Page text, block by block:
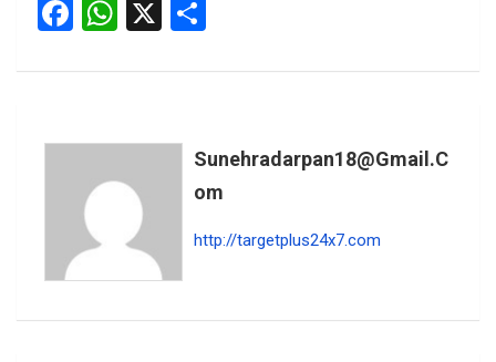
F
ce
o
o
k
W
at
A
p
p
X
ar
Sunehradarpan18@gmail.c
Om
http://targetplus24x7.com